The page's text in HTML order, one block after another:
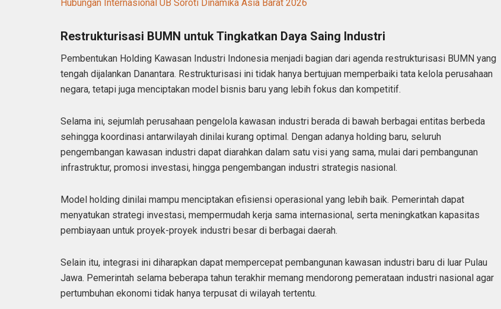
Hubungan Internasional UB Soroti Dinamika Asia Barat 2026
Restrukturisasi BUMN untuk Tingkatkan Daya Saing Industri
Pembentukan Holding Kawasan Industri Indonesia menjadi bagian dari agenda restrukturisasi BUMN yang
tengah dijalankan Danantara. Restrukturisasi ini tidak hanya bertujuan memperbaiki tata kelola perusahaan
negara, tetapi juga menciptakan model bisnis baru yang lebih fokus dan kompetitif.
Selama ini, sejumlah perusahaan pengelola kawasan industri berada di bawah berbagai entitas berbeda
sehingga koordinasi antarwilayah dinilai kurang optimal. Dengan adanya holding baru, seluruh
pengembangan kawasan industri dapat diarahkan dalam satu visi yang sama, mulai dari pembangunan
infrastruktur, promosi investasi, hingga pengembangan industri strategis nasional.
Model holding dinilai mampu menciptakan efisiensi operasional yang lebih baik. Pemerintah dapat
menyatukan strategi investasi, mempermudah kerja sama internasional, serta meningkatkan kapasitas
pembiayaan untuk proyek-proyek industri besar di berbagai daerah.
Selain itu, integrasi ini diharapkan dapat mempercepat pembangunan kawasan industri baru di luar Pulau
Jawa. Pemerintah selama beberapa tahun terakhir memang mendorong pemerataan industri nasional agar
pertumbuhan ekonomi tidak hanya terpusat di wilayah tertentu.